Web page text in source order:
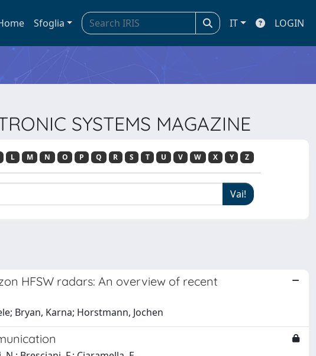
Sfoglia IT LOGIN
SYSTEMS MAGAZINE
L M N O P Q R S T U V W X Y Z
HFSW radars: An overview of recent
Bryan, Karna; Horstmann, Jochen